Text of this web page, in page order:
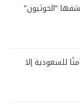
“الحوثيون”
للسعودية إلا